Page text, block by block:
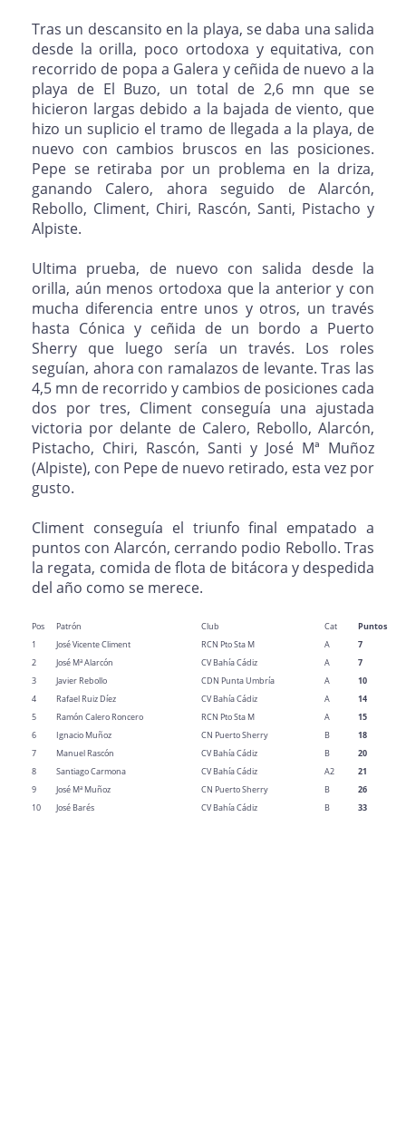
Tras un descansito en la playa, se daba una salida
desde la orilla, poco ortodoxa y equitativa, con
recorrido de popa a Galera y ceñida de nuevo a la
playa de El Buzo, un total de 2,6 mn que se
hicieron largas debido a la bajada de viento, que
hizo un suplicio el tramo de llegada a la playa, de
nuevo con cambios bruscos en las posiciones.
Pepe se retiraba por un problema en la driza,
ganando Calero, ahora seguido de Alarcón,
Rebollo, Climent, Chiri, Rascón, Santi, Pistacho y
Alpiste.
Ultima prueba, de nuevo con salida desde la
orilla, aún menos ortodoxa que la anterior y con
mucha diferencia entre unos y otros, un través
hasta Cónica y ceñida de un bordo a Puerto
Sherry que luego sería un través. Los roles
seguían, ahora con ramalazos de levante. Tras las
4,5 mn de recorrido y cambios de posiciones cada
dos por tres, Climent conseguía una ajustada
victoria por delante de Calero, Rebollo, Alarcón,
Pistacho, Chiri, Rascón, Santi y José Mª Muñoz
(Alpiste), con Pepe de nuevo retirado, esta vez por
gusto.
Climent conseguía el triunfo final empatado a
puntos con Alarcón, cerrando podio Rebollo. Tras
la regata, comida de flota de bitácora y despedida
del año como se merece.
Pos Patrón Club Cat
Puntos
1
José Vicente Climent RCN Pto Sta M A
7
2
José Mª Alarcón CV Bahía Cádiz A
7
3
Javier Rebollo CDN Punta Umbría A
10
4
Rafael Ruiz Díez CV Bahía Cádiz A
14
5
Ramón Calero Roncero RCN Pto Sta M A
15
6
Ignacio Muñoz CN Puerto Sherry B
18
7
Manuel Rascón CV Bahía Cádiz B
20
8
Santiago Carmona CV Bahía Cádiz A2
21
9
José Mª Muñoz CN Puerto Sherry B
26
10
José Barés CV Bahía Cádiz B 33